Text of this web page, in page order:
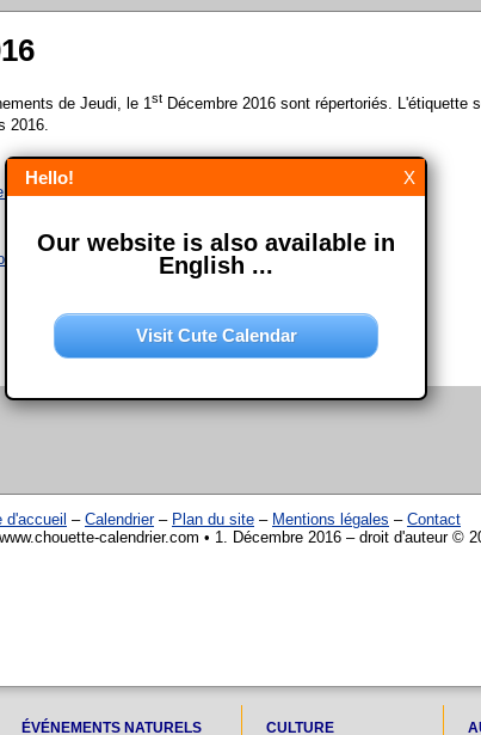
de Jeudi, le 1st Décembre 2016 sont répertoriés. L'étiquette
2016.
contre le sida
d'accueil – Calendrier– Plan du site – Mentions légales – Contact
calendrier.com • 1. Décembre 2016 – droit d'auteur ©
ÉVÉNEMENTS NATURELS CULTURE
X
Hello!
Our website is also available in
English ...
Visit Cute Calendar